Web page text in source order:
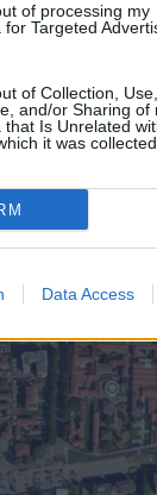
of processing my
Targeted
of Collection, Use,
and/or Sharing of
that Is Unrelated
it was collected.
Data Access
e
la nuova
brand e